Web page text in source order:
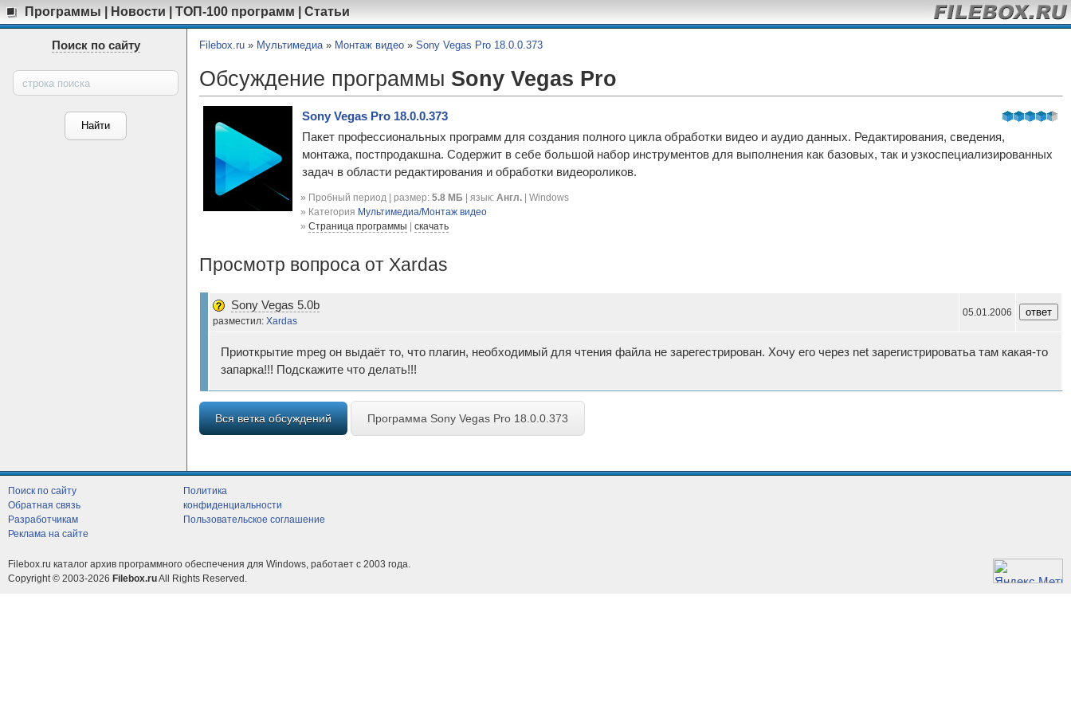
Программы Новости ТОП-100 программ Статьи
Поиск по сайту Filebox.ru » Мультимедиа» Монтаж видео » Sony Vegas Pro 18.0.0.373
Обсуждение программы Sony Vegas Pro
Sony Vegas Pro 18.0.0.373
Пакет профессиональных программ для создания полного цикла обработки видео и аудио данных. Редактирования, сведения,
монтажа, постпродакшна. Содержит в себе большой набор инструментов для выполнения как базовых, так и узкоспециализированных
задач в области редактирования и обработки видеороликов.
» Пробный период | размер: 5.8 МБ | язык: Англ. | Windows
» Категория Мультимедиа/Монтаж видео
» Страница программы скачать
Просмотр вопроса от Xardas
Sony Vegas 5.0b
разместил: Xardas
05.01.2006
Приоткрытие mpeg он выдаёт то, что плагин, необходимый для чтения файла не зарегестрирован. Хочу его через net зарегистрироватьа там какая-то
запарка!!! Подскажите что делать!!!
Вся ветка обсуждений Программа Sony Vegas Pro 18.0.0.373
Поиск по сайту
Обратная связь
Разработчикам
Реклама на сайте
Политика
конфиденциальности
Пользовательское соглашение
Filebox.ru каталог архив программного обеспечения для Windows, работает с 2003 года.
Copyright © 2003-2026 Filebox.ruAll Rights Reserved.